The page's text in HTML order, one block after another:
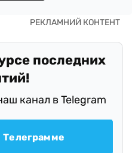
последних
канал в Telegram
Телеграмме